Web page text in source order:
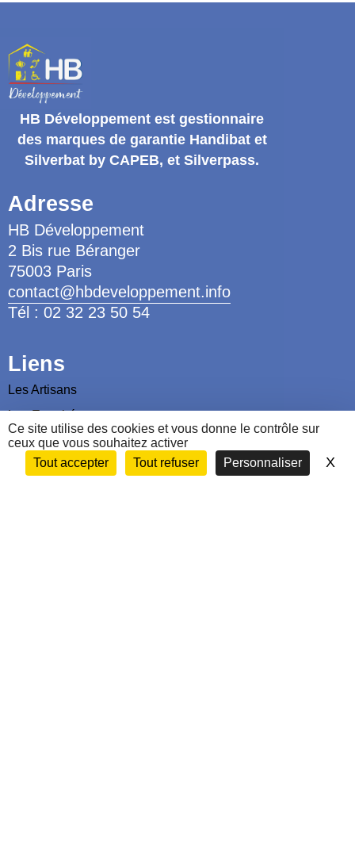
Ce site utilise des cookies et vous donne le contrôle sur
ceux que vous souhaitez activer
Tout accepter
Tout refuser Personnaliser X
HB Développement est gestionnaire
des marques de garantie Handibat et
Silverbat by CAPEB, et Silverpass.
Adresse
HB Développement
2 Bis rue Béranger
75003 Paris
contact@hbdeveloppement.info
Tél : 02 32 23 50 54
Liens
Les Artisans
Les Ergothérapeutes
Nous contacter